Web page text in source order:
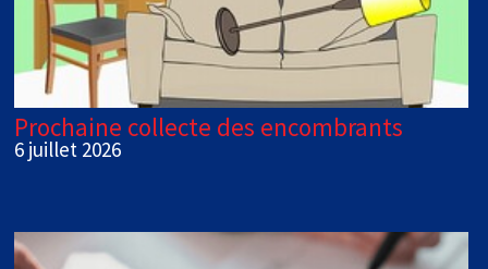
Prochaine collecte des encombrants
6 juillet 2026